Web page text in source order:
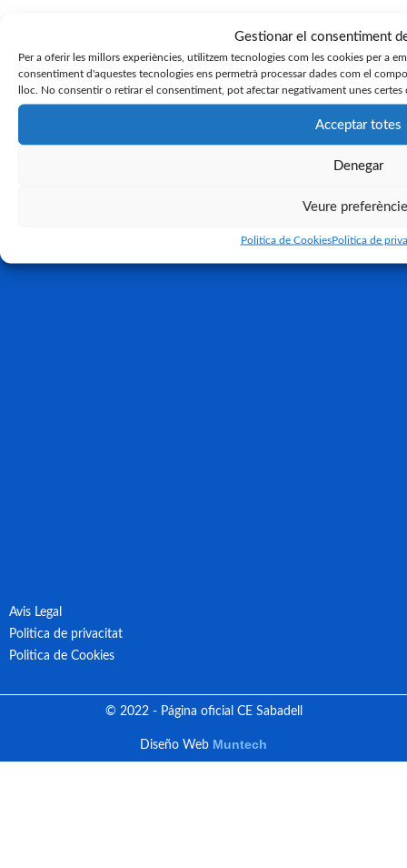
Gestionar el consentiment
Per a oferir les millors experiències, utilitzem tecnologies com les cookies per a
consentiment d'aquestes tecnologies ens permetrà processar dades com el
lloc. No consentir o retirar el consentiment, pot afectar negativament unes
Acceptar totes
Denegar
Veure
Politica de CookiesPolitica de
Avis Legal
Politica de privacitat
Politica de Cookies
© 2022 - Página oficial CE Sabadell
Diseño Web Muntech